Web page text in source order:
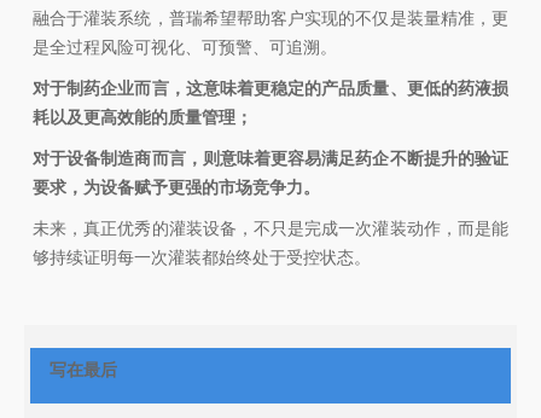
融合于灌装系统，普瑞希望帮助客户实现的不仅是装量精准，更
是全过程风险可视化、可预警、可追溯。
对于制药企业而言，这意味着更稳定的产品质量、更低的药液损
耗以及更高效能的质量管理；
对于设备制造商而言，则意味着更容易满足药企不断提升的验证
要求，为设备赋予更强的市场竞争力。
未来，真正优秀的灌装设备，不只是完成一次灌装动作，而是能
够持续证明每一次灌装都始终处于受控状态。
写在最后